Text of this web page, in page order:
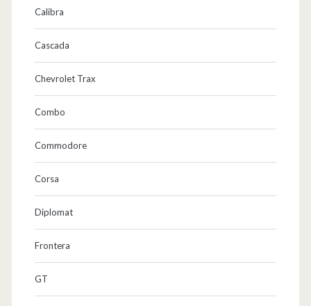
Calibra
Cascada
Chevrolet Trax
Combo
Commodore
Corsa
Diplomat
Frontera
GT